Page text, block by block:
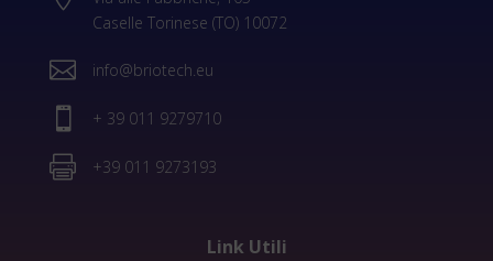
Caselle Torinese (TO) 10072
 info@briotech.eu
 + 39 011 9279710
 +39 011 9273193
Link Utili